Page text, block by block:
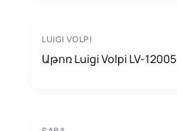
LUIGI VOLPI
Աթոռ Luigi Volpi LV-12005